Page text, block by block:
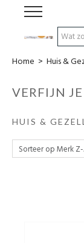
Hulp bij
Natuurlijke
Home > Huis &
VERFIJN
HUIS &